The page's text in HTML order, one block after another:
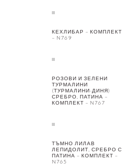
КЕХЛИБАР – КОМПЛЕКТ
– N769
РОЗОВИ И ЗЕЛЕНИ
ТУРМАЛИНИ
(ТУРМАЛИНИ-ДИНЯ)
СРЕБРО, ПАТИНА –
КОМПЛЕКТ – N767
ТЪМНО ЛИЛАВ
ЛЕПИДОЛИТ, СРЕБРО С
ПАТИНА – КОМПЛЕКТ –
N765